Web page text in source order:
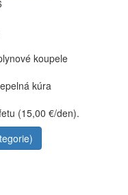
koupele
kúra
(15,00 €/den).